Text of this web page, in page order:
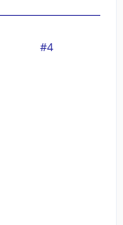
#4